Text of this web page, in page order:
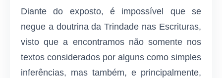
Diante do exposto, é impossível que se
negue a doutrina da Trindade nas Escrituras,
visto que a encontramos não somente nos
textos considerados por alguns como simples
inferências, mas também, e principalmente,